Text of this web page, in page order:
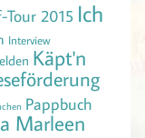
2015 Ich
Interview
Käpt'n
Pappbuch
Marleen